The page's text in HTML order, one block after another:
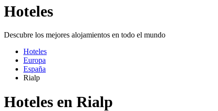
Hoteles
Descubre los mejores alojamientos en todo el mundo
Hoteles
Europa
España
Rialp
Hoteles en Rialp